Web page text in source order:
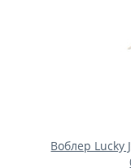
Воблер Lucky